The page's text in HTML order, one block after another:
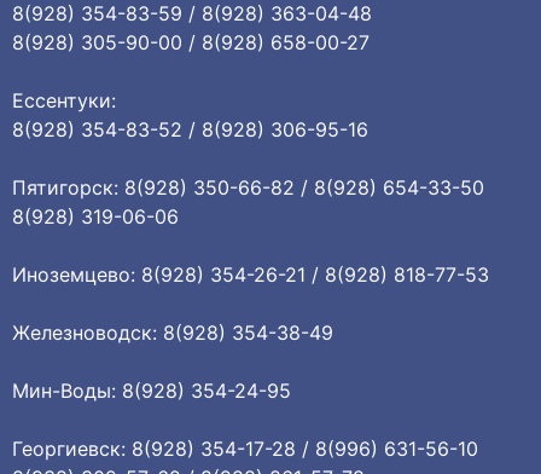
8(928) 354-83-59 / 8(928) 363-04-48
8(928) 305-90-00 / 8(928) 658-00-27
Ессентуки:
8(928) 354-83-52 / 8(928) 306-95-16
Пятигорск: 8(928) 350-66-82 / 8(928) 654-33-50
8(928) 319-06-06
Иноземцево: 8(928) 354-26-21 / 8(928) 818-77-53
Железноводск: 8(928) 354-38-49
Мин-Воды: 8(928) 354-24-95
Георгиевск: 8(928) 354-17-28 / 8(996) 631-56-10